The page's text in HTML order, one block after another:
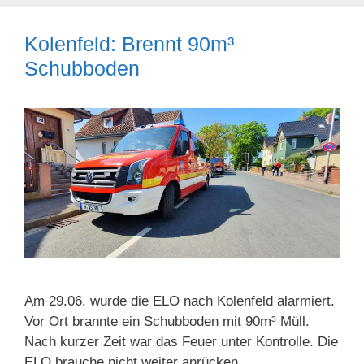
Kolenfeld: Brennt 90m³
Schubboden
Am 29.06. wurde die ELO nach Kolenfeld alarmiert.
Vor Ort brannte ein Schubboden mit 90m³ Müll.
Nach kurzer Zeit war das Feuer unter Kontrolle. Die